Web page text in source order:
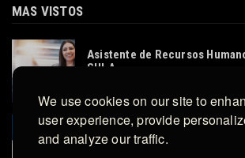
We use cookies on our site to
user experience, provide
and analyze our traffic.
MAS VISTOS
Asistente de Recursos
SULA
ASESOR DE VENTAS